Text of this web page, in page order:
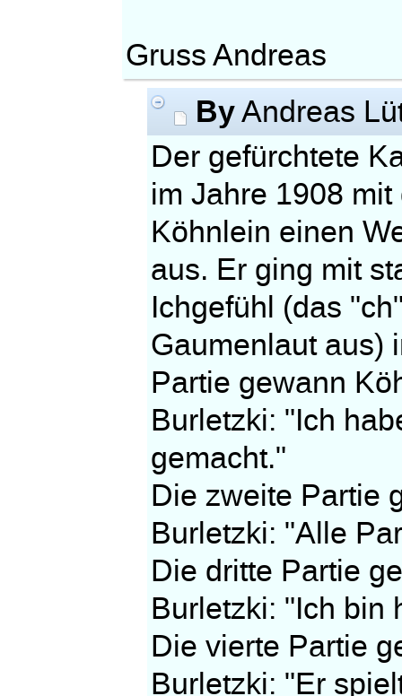
Gruss Andreas
ByAndreas
Der gefürchtete
im Jahre 1908
Köhnlein einen
aus. Er ging mit
Ichgefühl (das
Gaumenlaut aus)
Partie gewann
Burletzki: "Ich
gemacht."
Die zweite Partie
Burletzki: "Alle
Die dritte Partie
Burletzki: "Ich bin
Die vierte Partie
Burletzki: "Er